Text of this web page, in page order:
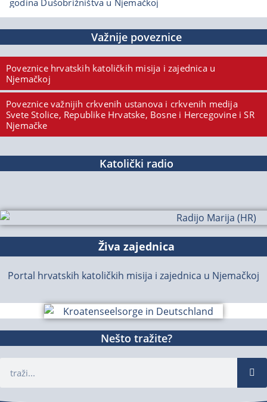
godina Dušobrižništva u Njemačkoj
Važnije poveznice
Poveznice hrvatskih katoličkih misija i zajednica u
Njemačkoj
Poveznice važnijih crkvenih ustanova i crkvenih medija
Svete Stolice, Republike Hrvatske, Bosne i Hercegovine i SR
Njemačke
Katolički radio
Živa zajednica
Portal hrvatskih katoličkih misija i zajednica u Njemačkoj
Nešto tražite?